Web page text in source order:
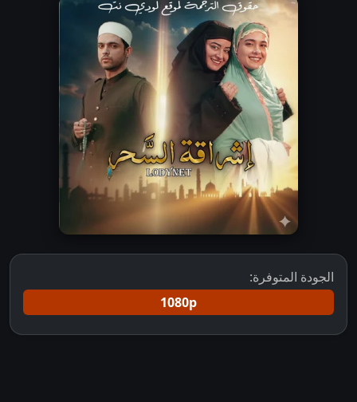
الجودة المتوفرة:
1080p